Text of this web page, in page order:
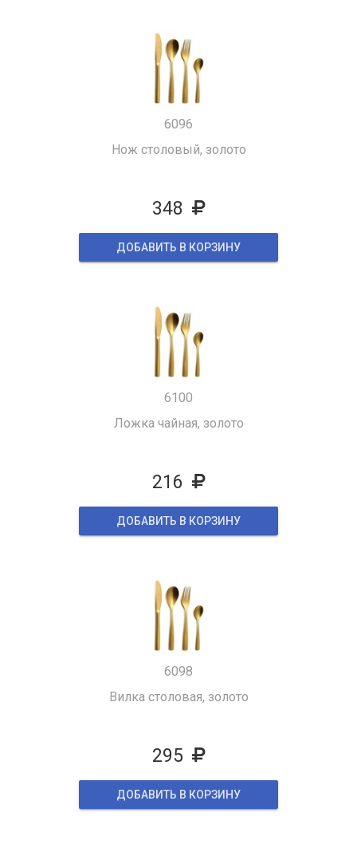
6096
Нож столовый, золото
348
ДОБАВИТЬ В КОРЗИНУ
6100
Ложка чайная, золото
216
ДОБАВИТЬ В КОРЗИНУ
6098
Вилка столовая, золото
295
ДОБАВИТЬ В КОРЗИНУ